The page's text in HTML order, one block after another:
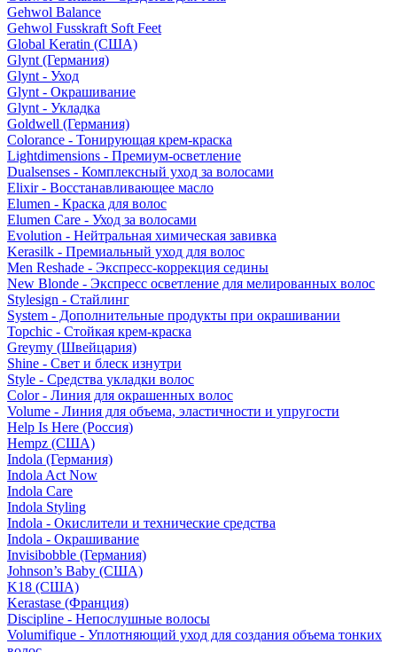
Gehwol Balance
Gehwol Fusskraft Soft Feet
Global Keratin (США)
Glynt (Германия)
Glynt - Уход
Glynt - Окрашивание
Glynt - Укладка
Goldwell (Германия)
Colorance - Тонирующая крем-краска
Lightdimensions - Премиум-осветление
Dualsenses - Комплексный уход за волосами
Elixir - Восстанавливающее масло
Elumen - Краска для волос
Elumen Care - Уход за волосами
Evolution - Нейтральная химическая завивка
Kerasilk - Премиальный уход для волос
Men Reshade - Экспресс-коррекция седины
New Blonde - Экспресс осветление для мелированных волос
Stylesign - Стайлинг
System - Дополнительные продукты при окрашивании
Topchic - Стойкая крем-краска
Greymy (Швейцария)
Shine - Свет и блеск изнутри
Style - Средства укладки волос
Color - Линия для окрашенных волос
Volume - Линия для объема, эластичности и упругости
Help Is Here (Россия)
Hempz (США)
Indola (Германия)
Indola Act Now
Indola Care
Indola Styling
Indola - Окислители и технические средства
Indola - Окрашивание
Invisibobble (Германия)
Johnson’s Baby (США)
K18 (США)
Kerastase (Франция)
Discipline - Непослушные волосы
Volumifique - Уплотняющий уход для создания объема тонких